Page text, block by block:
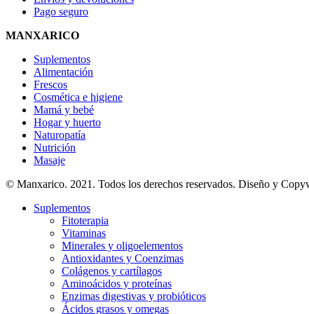
Pago seguro
MANXARICO
Suplementos
Alimentación
Frescos
Cosmética e higiene
Mamá y bebé
Hogar y huerto
Naturopatía
Nutrición
Masaje
© Manxarico. 2021. Todos los derechos reservados. Diseño y
Suplementos
Fitoterapia
Vitaminas
Minerales y oligoelementos
Antioxidantes y Coenzimas
Colágenos y cartílagos
Aminoácidos y proteínas
Enzimas digestivas y probióticos
Ácidos grasos y omegas